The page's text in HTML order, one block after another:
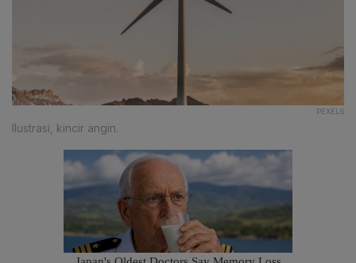
PEXELS
Ilustrasi, kincir angin.